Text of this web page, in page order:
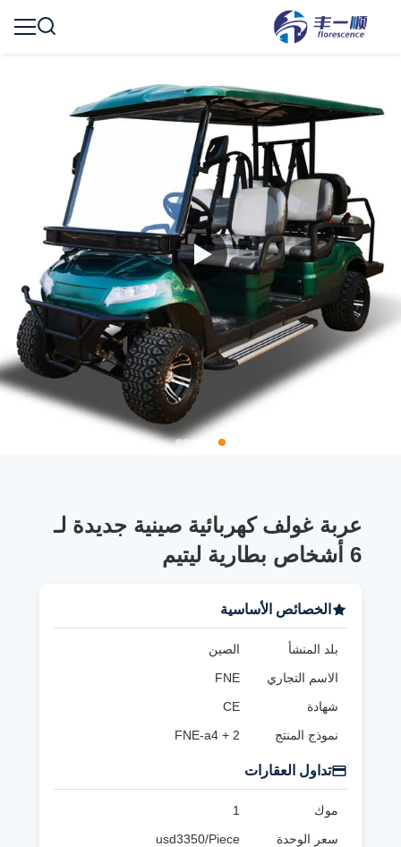
عربة غولف كهربائية صينية جديدة لـ
6 أشخاص بطارية ليتيم
الخصائص الأساسية
بلد المنشأ
الصين
الاسم التجاري
FNE
شهادة
CE
نموذج المنتج
FNE-a4 + 2
تداول العقارات
موك
1
سعر الوحدة
usd3350/Piece